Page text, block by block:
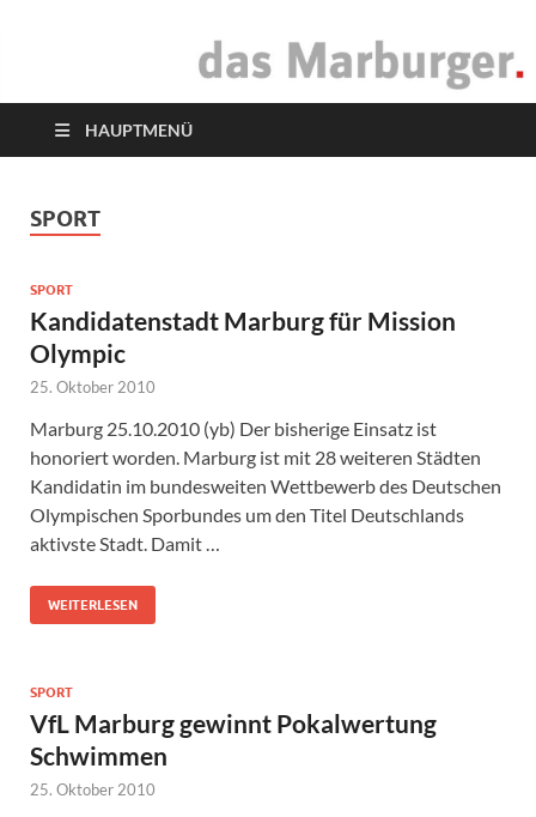
das Marburger.
HAUPTMENÜ
SPORT
SPORT
Kandidatenstadt Marburg für Mission
Olympic
25. Oktober 2010
Marburg 25.10.2010 (yb) Der bisherige Einsatz ist
honoriert worden. Marburg ist mit 28 weiteren Städten
Kandidatin im bundesweiten Wettbewerb des Deutschen
Olympischen Sporbundes um den Titel Deutschlands
aktivste Stadt. Damit …
WEITERLESEN
SPORT
VfL Marburg gewinnt Pokalwertung
Schwimmen
25. Oktober 2010